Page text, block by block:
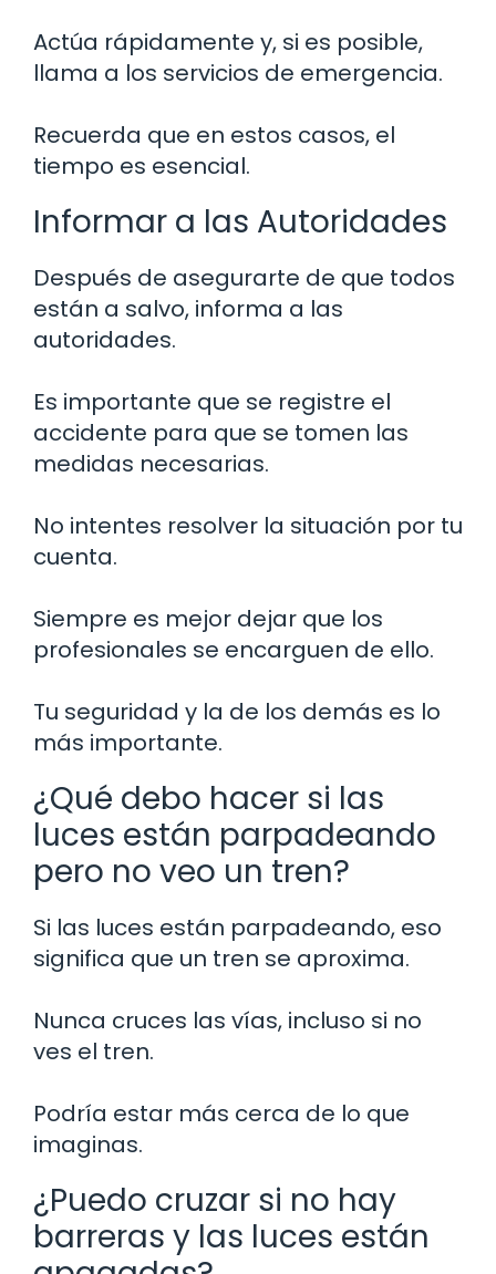
Actúa rápidamente y, si es posible,
llama a los servicios de emergencia.
Recuerda que en estos casos, el
tiempo es esencial.
Informar a las Autoridades
Después de asegurarte de que todos
están a salvo, informa a las
autoridades.
Es importante que se registre el
accidente para que se tomen las
medidas necesarias.
No intentes resolver la situación por tu
cuenta.
Siempre es mejor dejar que los
profesionales se encarguen de ello.
Tu seguridad y la de los demás es lo
más importante.
¿Qué debo hacer si las
luces están parpadeando
pero no veo un tren?
Si las luces están parpadeando, eso
significa que un tren se aproxima.
Nunca cruces las vías, incluso si no
ves el tren.
Podría estar más cerca de lo que
imaginas.
¿Puedo cruzar si no hay
barreras y las luces están